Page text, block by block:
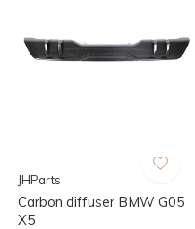
JHParts
Carbon diffuser BMW G05
X5